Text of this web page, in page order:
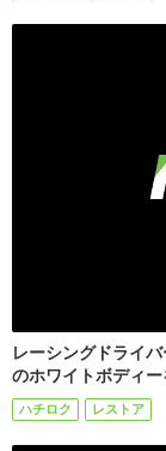
レーシングドライ
のホワイトボディー
ハチロク レストア